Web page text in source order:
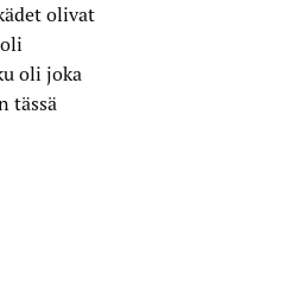
olivat
oli joka
tässä